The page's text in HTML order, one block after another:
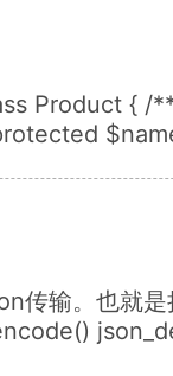
Product { /
输。也就